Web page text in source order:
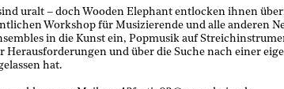
uralt – doch Wooden Elephant entlocken ihnen
Workshop für Musizierende und alle anderen
in die Kunst ein, Popmusik auf
Herausforderungen und über die Suche nach einer
hat.